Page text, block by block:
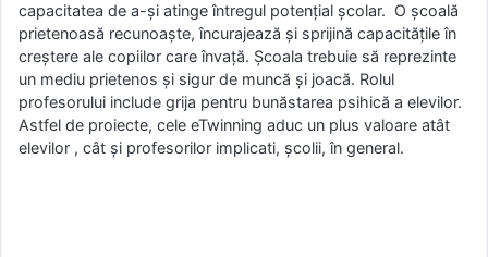
capacitatea de a-și atinge întregul potențial școlar. O școală
prietenoasă recunoaște, încurajează și sprijină capacitățile în
creștere ale copiilor care învață. Şcoala trebuie să reprezinte
un mediu prietenos şi sigur de muncă şi joacă. Rolul
profesorului include grija pentru bunăstarea psihică a elevilor.
Astfel de proiecte, cele eTwinning aduc un plus valoare atât
elevilor , cât și profesorilor implicati, școlii, în general.